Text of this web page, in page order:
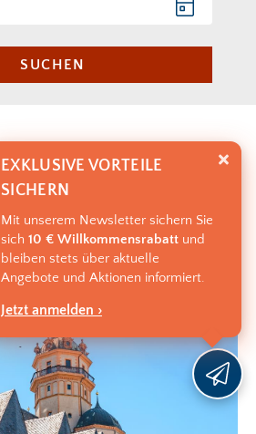
SUCHEN
EXKLUSIVE VORTEILE
SICHERN
Mit unserem Newsletter sichern Sie
sich 10 € Willkommensrabatt und
bleiben stets über aktuelle
Angebote und Aktionen informiert.
Jetzt anmelden ›